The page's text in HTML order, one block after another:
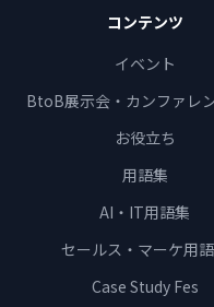
コンテンツ
イベント
BtoB展示会・カンファレ
お役立ち
用語集
AI・IT用語集
セールス・マーケ用
Case Study Fes